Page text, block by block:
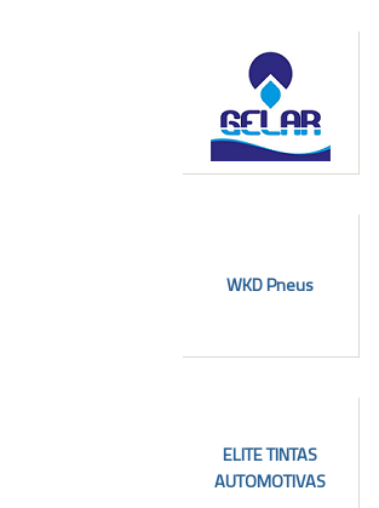
WKD Pneus
ELITE TINTAS
AUTOMOTIVAS